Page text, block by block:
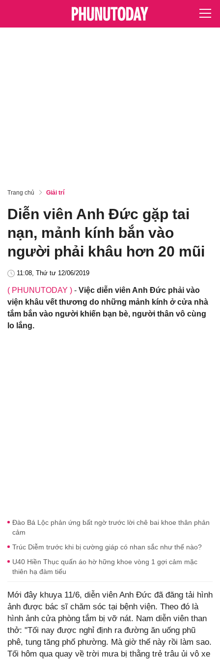
Trang chủ Giải trí
Diễn viên Anh Đức gặp tai
nạn, mảnh kính bắn vào
người phải khâu hơn 20 mũi
11:08, Thứ tư 12/06/2019
( PHUNUTODAY ) - Việc diễn viên Anh Đức phải vào
viện khâu vết thương do những mảnh kính ở cửa nhà
tắm bắn vào người khiến bạn bè, người thân vô cùng
lo lắng.
Đào Bá Lộc phản ứng bất ngờ trước lời chê bai khoe thân phản
cảm
Trúc Diễm trước khi bị cường giáp có nhan sắc như thế nào?
U40 Hiền Thục quấn áo hờ hững khoe vòng 1 gợi cảm mặc
thiên hạ đàm tiếu
Mới đây khuya 11/6, diễn viên Anh Đức đã đăng tải hình
ảnh được bác sĩ chăm sóc tại bệnh viện. Theo đó là
hình ảnh cửa phòng tắm bị vỡ nát. Nam diễn viên than
thở: "Tối nay được nghỉ định ra đường ăn uống phũ
phê, tung tăng phố phường. Mà giờ thế này rồi làm sao.
Tối hôm qua quay về trời mưa bị thằng trẻ trâu ủi vô xe